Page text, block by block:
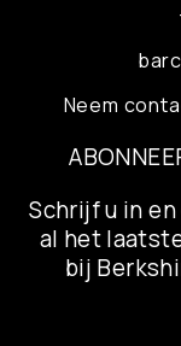
Neem
Schrijf u in
al het
bij